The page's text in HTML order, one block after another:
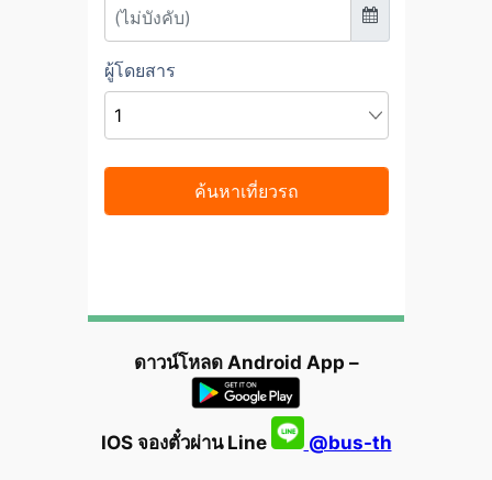
ดาวน์โหลด Android App –
IOS จองตั๋วผ่าน Line @bus-th